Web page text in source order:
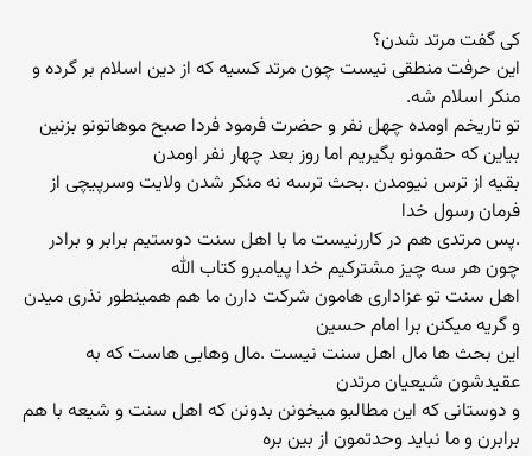
کی گفت مرتد شدن؟
این حرفت منطقی نیست چون مرتد کسیه که از دین اسلام بر گرده و
منکر اسلام شه.
تو تاریخم اومده چهل نفر و حضرت فرمود فردا صبح موهاتونو بزنین
بیاین که حقمونو بگیریم اما روز بعد چهار نفر اومدن
بقیه از ترس نیومدن .بحث ترسه نه منکر شدن ولایت وسرپیچی از
فرمان رسول خدا
.پس مرتدی هم در کاررنیست ما با اهل سنت دوستیم برابر و برادر
چون هر سه چیز مشترکیم خدا پیامبرو کتاب الله
اهل سنت تو عزاداری هامون شرکت دارن ما هم همینطور نذری میدن
و گریه میکنن برا امام حسین
این بحث ها مال اهل سنت نیست .مال وهابی هاست که به
عقیدشون شیعیان مرتدن
و دوستانی که این مطالبو میخونن بدونن که اهل سنت و شیعه با هم
برابرن و ما نباید وحدتمون از بین بره